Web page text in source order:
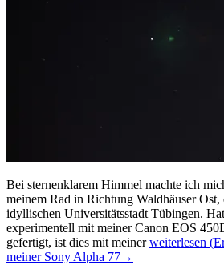
Bei sternenklarem Himmel machte ich
meinem Rad in Richtung Waldhäuser Ost,
idyllischen Universitätsstadt Tübingen.
experimentell mit meiner Canon EOS
gefertigt, ist dies mit meinerweiterlesen
meiner Sony Alpha 77→